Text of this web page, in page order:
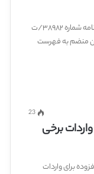
دسترسی سریعموضوع: ارسال تصویر تصویب نامه شماره ۳۸۹۸۲/ت
محترم وزیران منضم به فهرست
23
برخی
برای واردات